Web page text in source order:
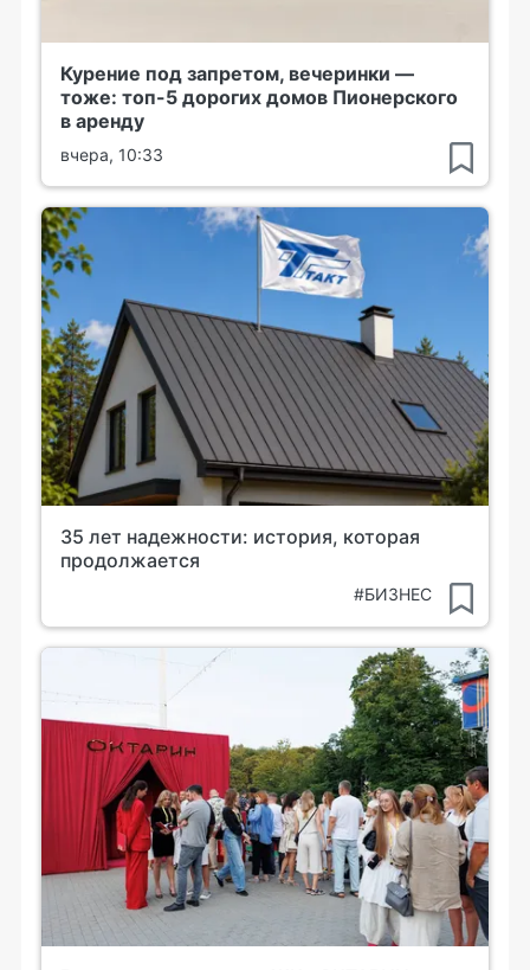
Курение под запретом, вечеринки —
тоже: топ-5 дорогих домов Пионерского
в аренду
вчера, 10:33
35 лет надежности: история, которая
продолжается
#БИЗНЕС